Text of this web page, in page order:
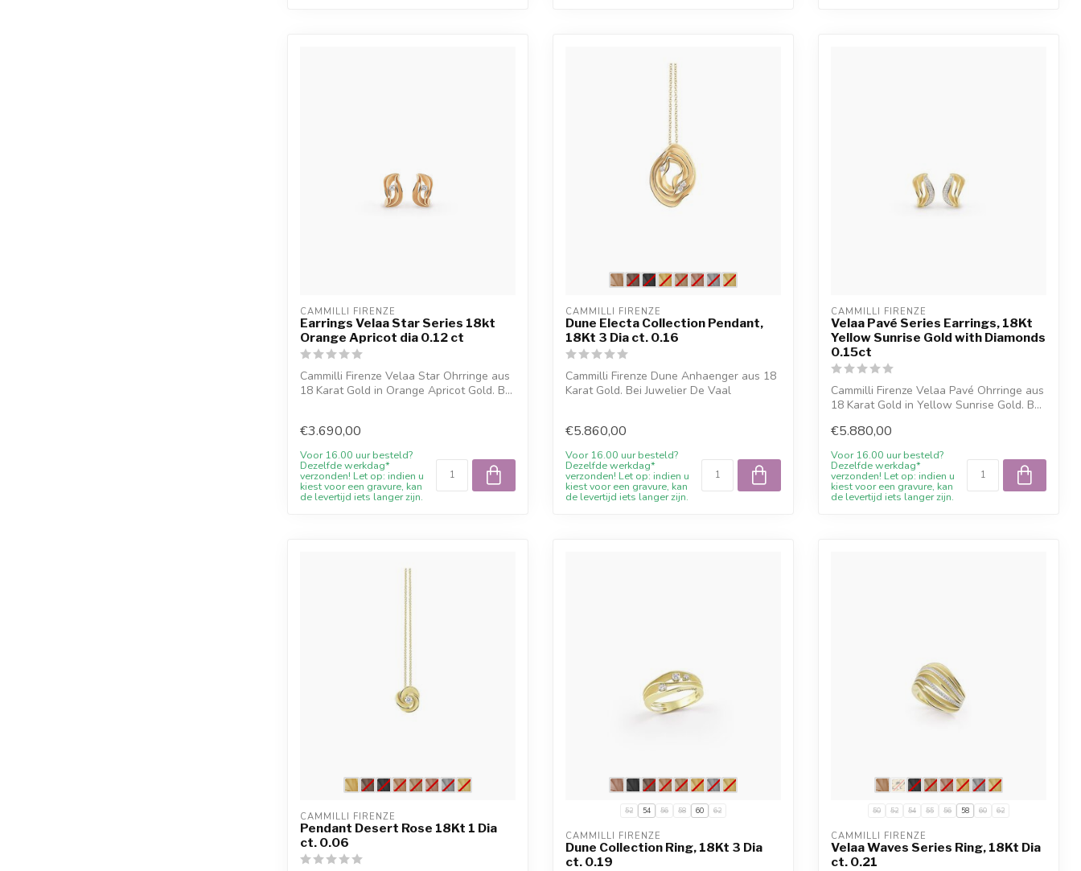
CAMMILLI FIRENZE
Earrings Velaa Star Series 18kt
Orange Apricot dia 0.12 ct
Cammilli Firenze Velaa Star Ohrringe aus
18 Karat Gold in Orange Apricot Gold. B...
€3.690,00
Voor 16.00 uur besteld?
Dezelfde werkdag*
verzonden! Let op: indien u
kiest voor een gravure, kan
de levertijd iets langer zijn.
CAMMILLI FIRENZE
Dune Electa Collection Pendant,
18Kt 3 Dia ct. 0.16
Cammilli Firenze Dune Anhaenger aus 18
Karat Gold. Bei Juwelier De Vaal
€5.860,00
Voor 16.00 uur besteld?
Dezelfde werkdag*
verzonden! Let op: indien u
kiest voor een gravure, kan
de levertijd iets langer zijn.
CAMMILLI FIRENZE
Velaa Pavé Series Earrings, 18Kt
Yellow Sunrise Gold with Diamonds
0.15ct
Cammilli Firenze Velaa Pavé Ohrringe aus
18 Karat Gold in Yellow Sunrise Gold. B...
€5.880,00
Voor 16.00 uur besteld?
Dezelfde werkdag*
verzonden! Let op: indien u
kiest voor een gravure, kan
de levertijd iets langer zijn.
CAMMILLI FIRENZE
Pendant Desert Rose 18Kt 1 Dia
ct. 0.06
52 54 56 58 60 62
CAMMILLI FIRENZE
Dune Collection Ring, 18Kt 3 Dia
ct. 0.19
50 52 54 55 56 58 60 62
CAMMILLI FIRENZE
Velaa Waves Series Ring, 18Kt Dia
ct. 0.21